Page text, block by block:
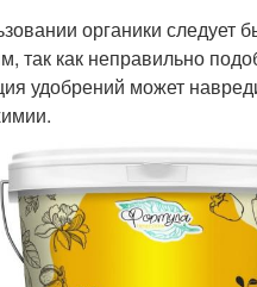
органики следует
так как неправильно
удобрений может